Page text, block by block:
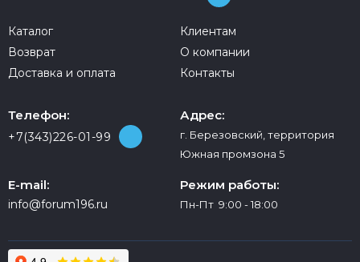
Каталог
Возврат
Доставка и оплата
Клиентам
О компании
Контакты
Телефон:
+7(343)226-01-99
Адрес:
г. Березовский, территория
Южная промзона 5
E-mail:
info@forum196.ru
Режим работы:
Пн-Пт 9:00 - 18:00